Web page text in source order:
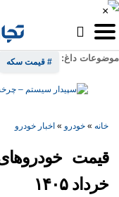
موضوعات داغ: # قیمت سکه
×
خانه » خودرو » اخبار خودرو
خرداد ۱۴۰۵